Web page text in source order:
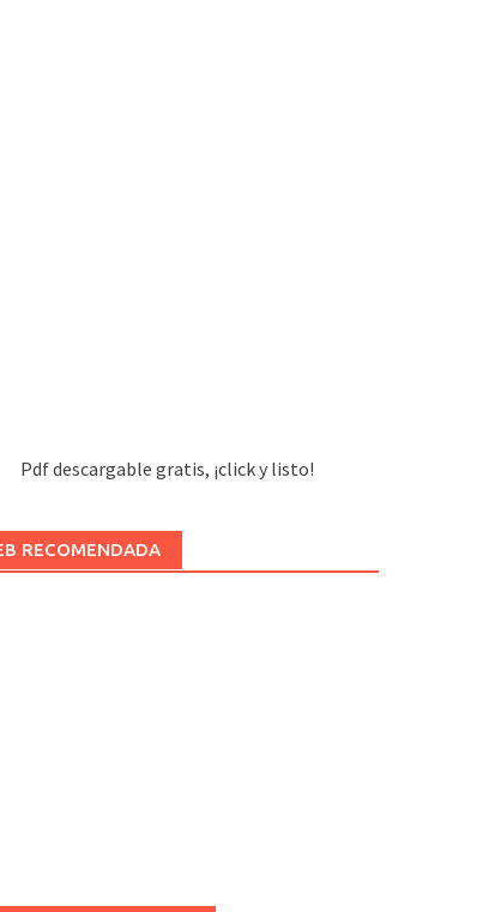
Pdf descargable gratis, ¡click y listo!
RECOMENDADA